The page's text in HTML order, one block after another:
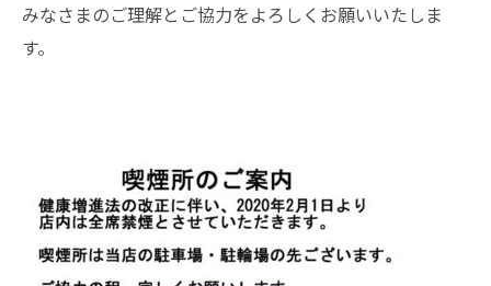
みなさまのご理解とご協力をよろしくお願いいたしま
す。